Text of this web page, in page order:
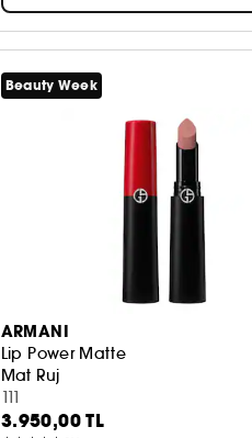
Beauty Week
ARMANI
Lip Power Matte
Mat Ruj
111
3.950,00 TL